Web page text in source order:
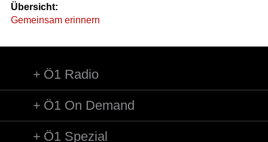
Übersicht:
Gemeinsam erinnern
Ö1 Radio
Ö1 On Demand
Ö1 Spezial